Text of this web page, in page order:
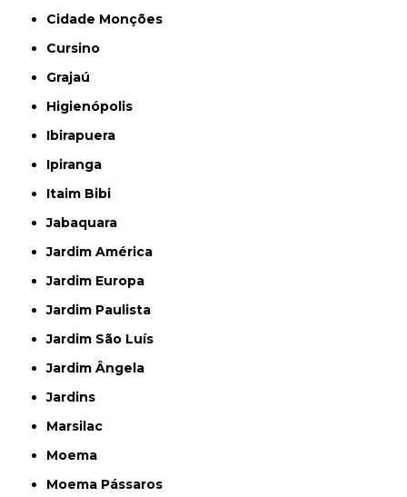
Cidade Monções
Cursino
Grajaú
Higienópolis
Ibirapuera
Ipiranga
Itaim Bibi
Jabaquara
Jardim América
Jardim Europa
Jardim Paulista
Jardim São Luís
Jardim Ângela
Jardins
Marsilac
Moema
Moema Pássaros